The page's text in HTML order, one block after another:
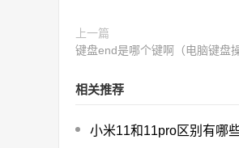
上一篇
键盘end是哪个键啊（电脑键盘
相关推荐
小米11和11pro区别有哪